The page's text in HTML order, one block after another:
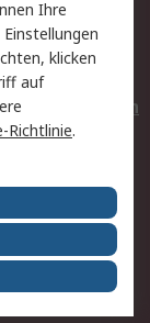
Batterien
Ihre
klicken
auf
Richtlinie.